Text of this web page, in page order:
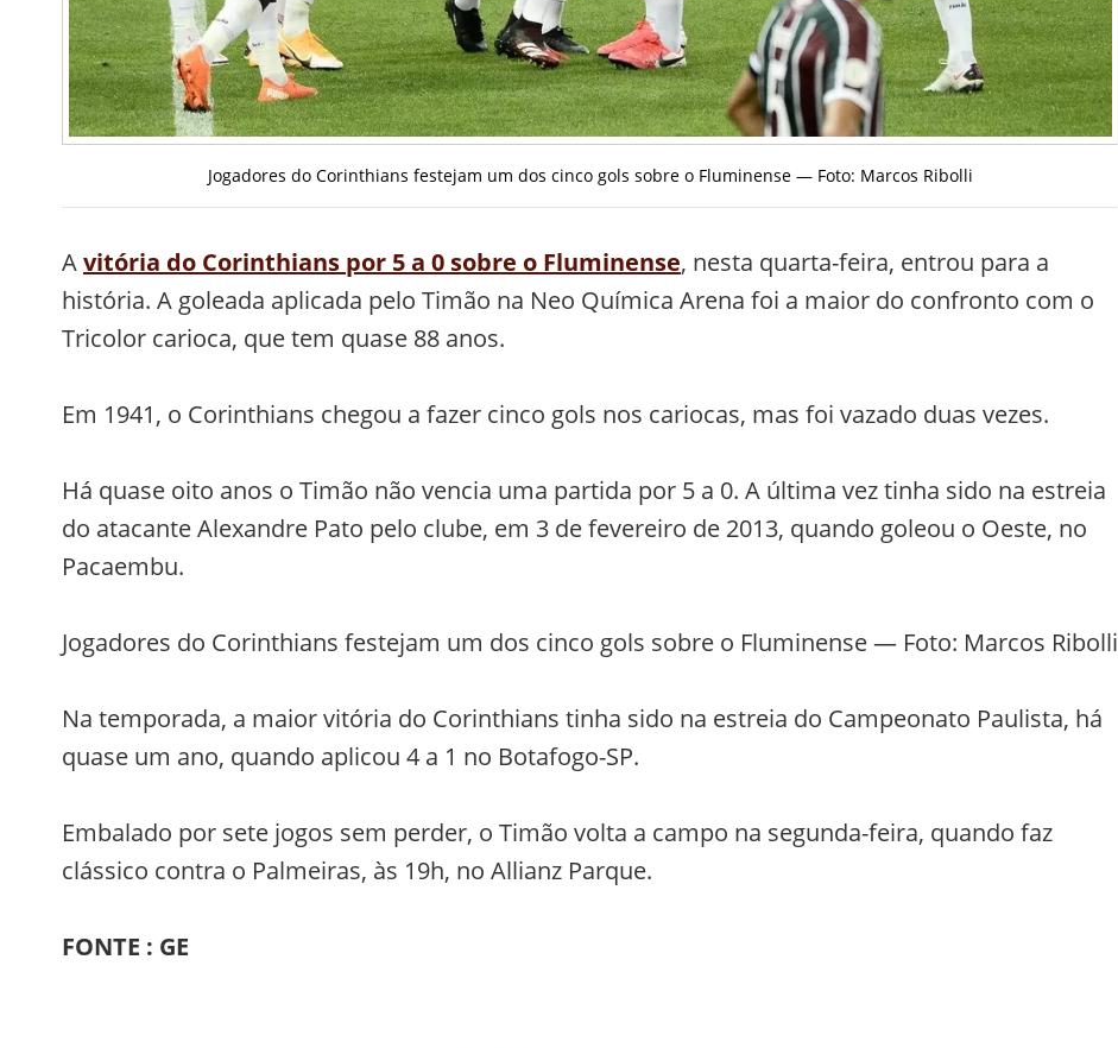
Jogadores do Corinthians festejam um dos cinco gols sobre o Fluminense — Foto: Marcos Ribolli
Avitória do Corinthians por 5 a 0 sobre o Fluminense, nesta quarta-feira, entrou para a
história. A goleada aplicada pelo Timão na Neo Química Arena foi a maior do confronto com o
Tricolor carioca, que tem quase 88 anos.
Em 1941, o Corinthians chegou a fazer cinco gols nos cariocas, mas foi vazado duas vezes.
Há quase oito anos o Timão não vencia uma partida por 5 a 0. A última vez tinha sido na estreia
do atacante Alexandre Pato pelo clube, em 3 de fevereiro de 2013, quando goleou o Oeste, no
Pacaembu.
Jogadores do Corinthians festejam um dos cinco gols sobre o Fluminense — Foto: Marcos Ribolli
Na temporada, a maior vitória do Corinthians tinha sido na estreia do Campeonato Paulista, há
quase um ano, quando aplicou 4 a 1 no Botafogo-SP.
Embalado por sete jogos sem perder, o Timão volta a campo na segunda-feira, quando faz
clássico contra o Palmeiras, às 19h, no Allianz Parque.
FONTE : GE